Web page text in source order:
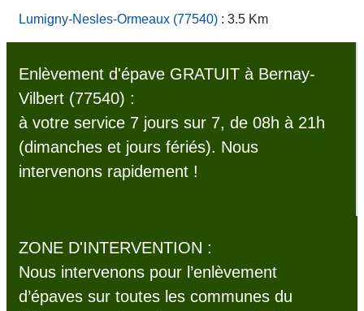
Lumigny-Nesles-Ormeaux (77540) : 3.5 Km
Enlèvement d'épave GRATUIT à Bernay-
Vilbert (77540) :
à votre service 7 jours sur 7, de 08h à 21h
(dimanches et jours fériés). Nous
intervenons rapidement !
ZONE D'INTERVENTION :
Nous intervenons pour l’enlèvement
d’épaves sur toutes les communes du